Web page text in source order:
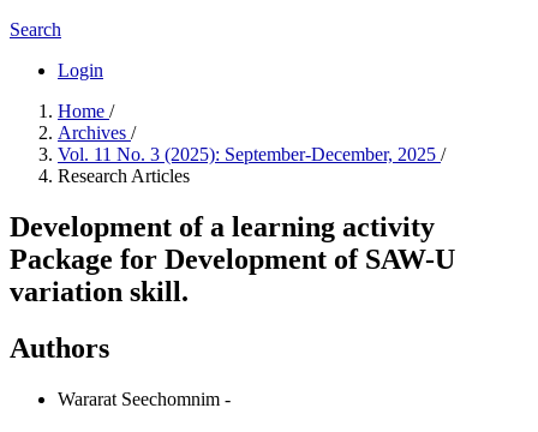
Search
Login
Home /
Archives /
Vol. 11 No. 3 (2025): September-December, 2025 /
Research Articles
Development of a learning activity
Package for Development of SAW-U
variation skill.
Authors
Wararat Seechomnim -